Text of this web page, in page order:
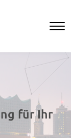
für Ihr